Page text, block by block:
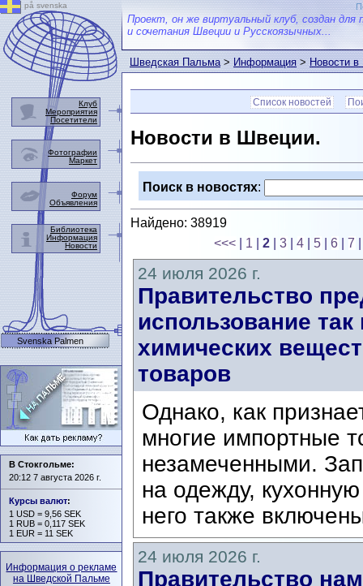
Проект, он же виртуальный клуб, создан для
и сочетания Швеции и Русскоязычных...
Шведская Пальма>Информация>Новости
Список новостей
Новости в Швеции.
Поиск в новостях:
Найдено: 38919
<<<
1 |2 |3 |4 5 |6 |7
24 июля 2026 г.
Правительство
использование
химических
товаров
Однако, как
многие импортные
незамеченными.
на одежду,
него также
24 июля 2026 г.
Правительство
på svenska
Клуб
Мероприятия
Посетители
Фотографии
Маркет
Форум
Объявления
Библиотека
Информация
Новости
Svenska Palmen
В Стокгольме:
20:12 7 августа 2026 г.
Курсы валют:
1 USD = 9,56 SEK
1 RUB = 0,117 SEK
1 EUR = 11 SEK
Информация о рекламе
на Шведской Пальме